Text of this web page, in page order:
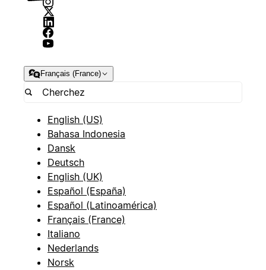
Français (France)
English (US)
Bahasa Indonesia
Dansk
Deutsch
English (UK)
Español (España)
Español (Latinoamérica)
Français (France)
Italiano
Nederlands
Norsk